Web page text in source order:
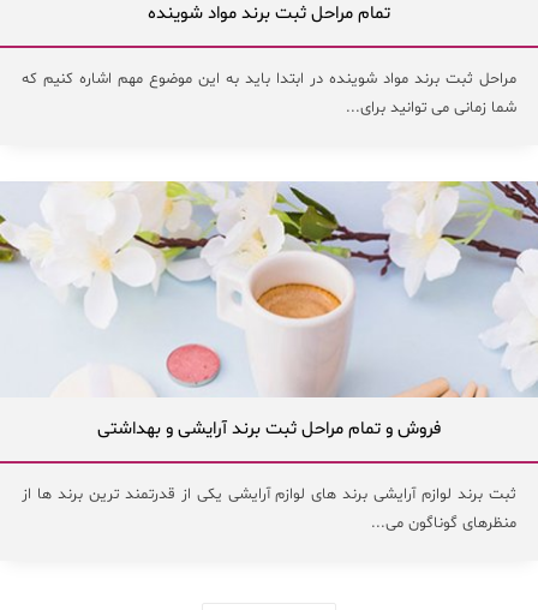
تمام مراحل ثبت برند مواد شوینده
مراحل ثبت برند مواد شوینده در ابتدا باید به این موضوع مهم اشاره کنیم که
شما زمانی می توانید برای...
فروش و تمام مراحل ثبت برند آرایشی و بهداشتی
ثبت برند لوازم آرایشی برند های لوازم آرایشی یکی از قدرتمند ترین برند ها از
منظرهای گوناگون می...